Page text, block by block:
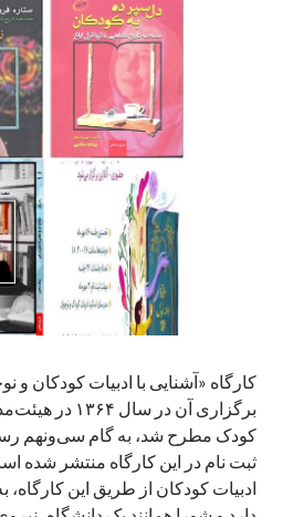
کارگاه «آشنایی با ادبیات کودکان و
برگزاری آن در
کودک مطرح شد، به گام سی‌ونهم
ثبت نام در این کارگاه منتشر شده
ادبیات کودکان از طریق این